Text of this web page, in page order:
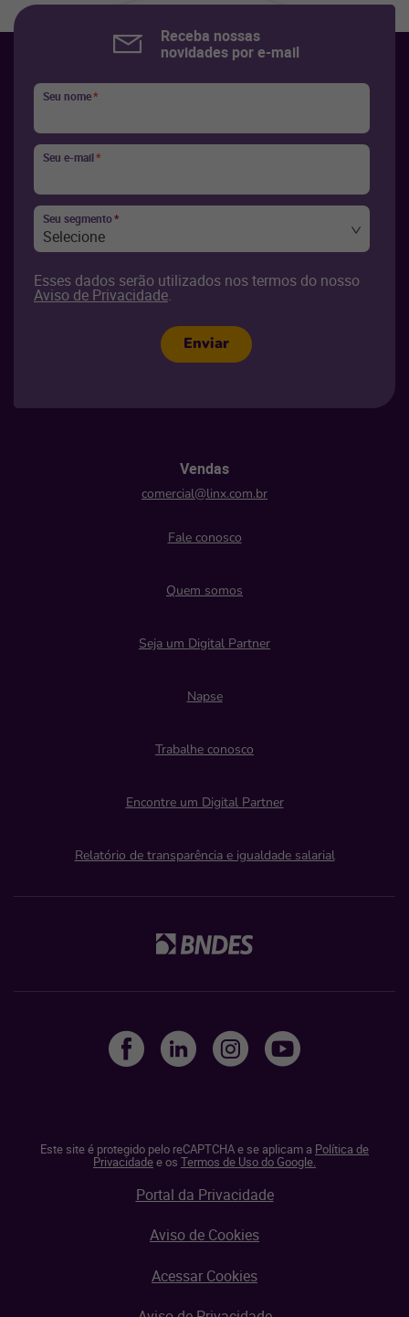
Receba nossas
novidades por e-mail
Seu nome*
Seu e-mail*
Seu segmento*
Selecione
Esses dados serão utilizados nos termos do nosso
Aviso de Privacidade.
Enviar
Vendas
comercial@linx.com.br
Fale conosco
Quem somos
Seja um Digital Partner
Napse
Trabalhe conosco
Encontre um Digital Partner
Relatório de transparência e igualdade salarial
Este site é protegido pelo reCAPTCHA e se aplicam a Política de
Privacidadee os Termos de Uso do Google.
Portal da Privacidade
Aviso de Cookies
Acessar Cookies